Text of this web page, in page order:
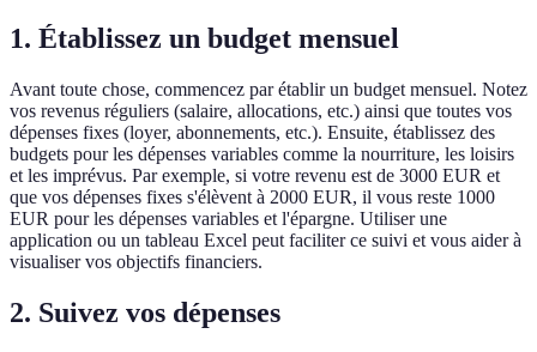
1. Établissez un budget mensuel
Avant toute chose, commencez par établir un budget mensuel. Notez
vos revenus réguliers (salaire, allocations, etc.) ainsi que toutes vos
dépenses fixes (loyer, abonnements, etc.). Ensuite, établissez des
budgets pour les dépenses variables comme la nourriture, les loisirs
et les imprévus. Par exemple, si votre revenu est de 3000 EUR et
que vos dépenses fixes s'élèvent à 2000 EUR, il vous reste 1000
EUR pour les dépenses variables et l'épargne. Utiliser une
application ou un tableau Excel peut faciliter ce suivi et vous aider à
visualiser vos objectifs financiers.
2. Suivez vos dépenses